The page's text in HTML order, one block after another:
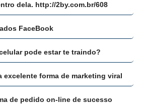
dela. http://2by.com.br/608
FaceBook
pode estar te traindo?
excelente forma de marketing viral
de pedido on-line de sucesso